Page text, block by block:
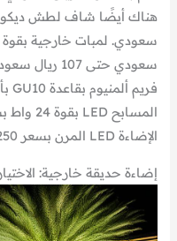
سعودي حتى 107 ريال سعودي.
الإضاءة LED المرن بسعر 1,250 ريال سعودي عند طوله 50 متراً.
إضاءة حديقة خارجية: